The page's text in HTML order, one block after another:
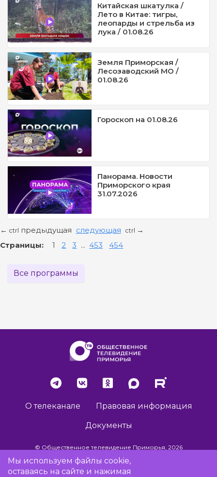
Китайская шкатулка /
Лето в Китае: тигры,
леопарды и стрельба из
лука / 01.08.26
Земля Приморская /
Лесозаводский МО /
01.08.26
Гороскоп на 01.08.26
Панорама. Новости
Приморского края
31.07.2026
← ctrl предыдущая следующая ctrl →
Страницы: 1 2 3 ... 453 454
Все программы
О телеканале Правовая информация
Документы
© Общественное телевидение Приморья, 2026
Мы используем файлы cookie,
оставаясь на сайте и нажимая